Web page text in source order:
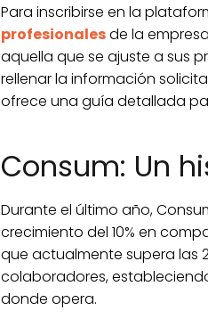
Para inscribirse en la
profesionalesde la
aquella que se ajuste a sus
rellenar la información
ofrece una guía detallada
Consum: Un
Durante el último año,
crecimiento del 10% en
que actualmente supera las
colaboradores,
donde opera.